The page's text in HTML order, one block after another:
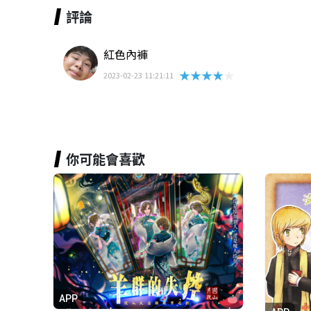
評論
紅色內褲
2023-02-23 11:21:11 ★★★★★
你可能會喜歡
APP